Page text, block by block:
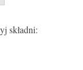
składni: